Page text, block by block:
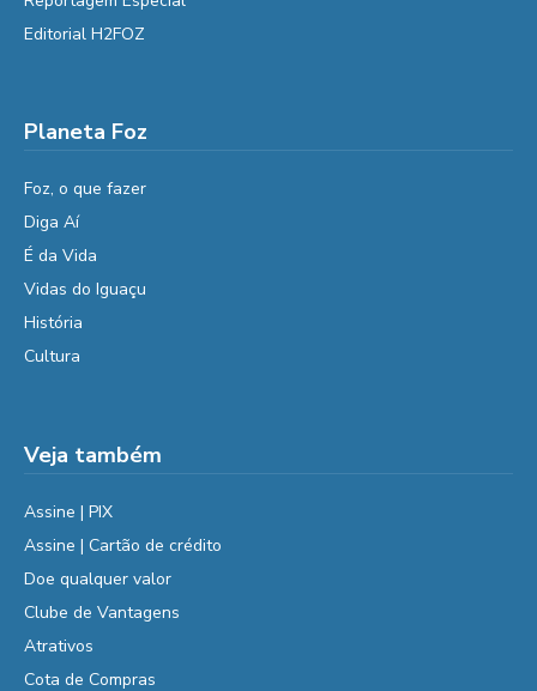
Editorial H2FOZ
Planeta Foz
Foz, o que fazer
Diga Aí
É da Vida
Vidas do Iguaçu
História
Cultura
Veja também
Assine | PIX
Assine | Cartão de crédito
Doe qualquer valor
Clube de Vantagens
Atrativos
Cota de Compras